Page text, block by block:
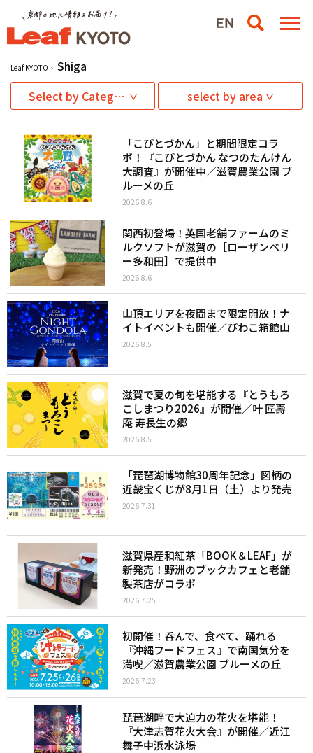
Leaf KYOTO
Shiga
Select by Category
select by area
「こびとづかん」と期間限定コラ
ボ！『こびとづかん なつのたんけん
大調査』が開催中／滋賀農業公園 ブ
ルーメの丘
2026.8.6
関西初登場！英国老舗ファームのミ
ルクソフトが滋賀の［ローザンベリ
ー多和⽥］で提供中
2026.8.6
山頂エリアを夜間まで限定開放！ナ
イトイベントも開催／びわこ箱館山
2026.8.5
滋賀で夏の旬を堪能する『とうもろ
こしまつり2026』が開催／叶 匠壽
庵 寿長生の郷
2026.8.5
「琵琶湖博物館30周年記念」図柄の
近畿宝くじが8月1日（土）より発売
2026.7.31
滋賀県産和紅茶「BOOK＆LEAF」が
新発売！野洲のブックカフェと老舗
製茶店がコラボ
2026.7.25
初開催！呑んで、食べて、踊れる
『沖縄フードフェス』で南国気分を
満喫／滋賀農業公園 ブルーメの丘
2026.7.23
琵琶湖畔で大迫力の花火を堪能！
『大津志賀花火大会』が開催／近江
舞子中浜水泳場